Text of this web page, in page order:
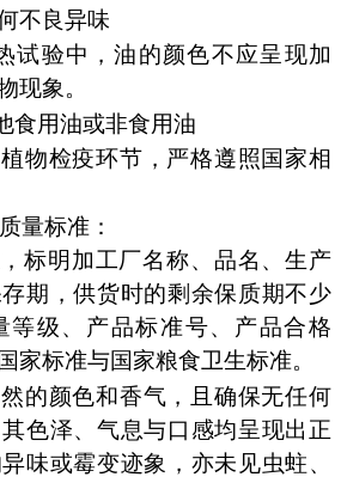
不良异味
试验中，油的颜色不应呈现加
现象。
食用油或非食用油
物检疫环节，严格遵照国家相
量标准：
，标明加工厂名称、品名、生产
期，供货时的剩余保质期不少
等级、产品标准号、产品合格
家标准与国家粮食卫生标准。
的颜色和香气，且确保无任何
色泽、气息与口感均呈现出正
味或霉变迹象，亦未见虫蛀、